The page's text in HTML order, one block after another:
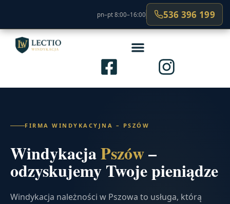
pn–pt 8:00–16:00 536 396 199
FIRMA WINDYKACYJNA – PSZÓW
WindykacjaPszów–
odzyskujemy Twoje pieniądze
Windykacja należności w Pszowa to usługa, którą